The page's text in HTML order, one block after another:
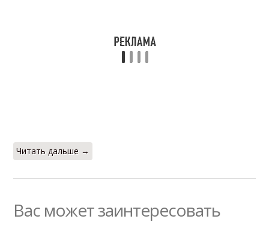
Читать дальше →
Вас может заинтересовать